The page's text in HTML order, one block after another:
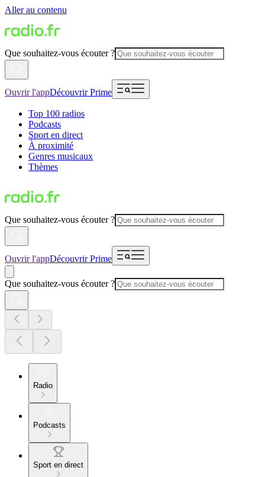
Aller au contenu
Que souhaitez-vous écouter ?
Ouvrir l'appDécouvrir Prime
Top 100 radios
Podcasts
Sport en direct
À proximité
Genres musicaux
Thèmes
Que souhaitez-vous écouter ?
Ouvrir l'appDécouvrir Prime
Que souhaitez-vous écouter ?
Radio
Podcasts
Sport en direct